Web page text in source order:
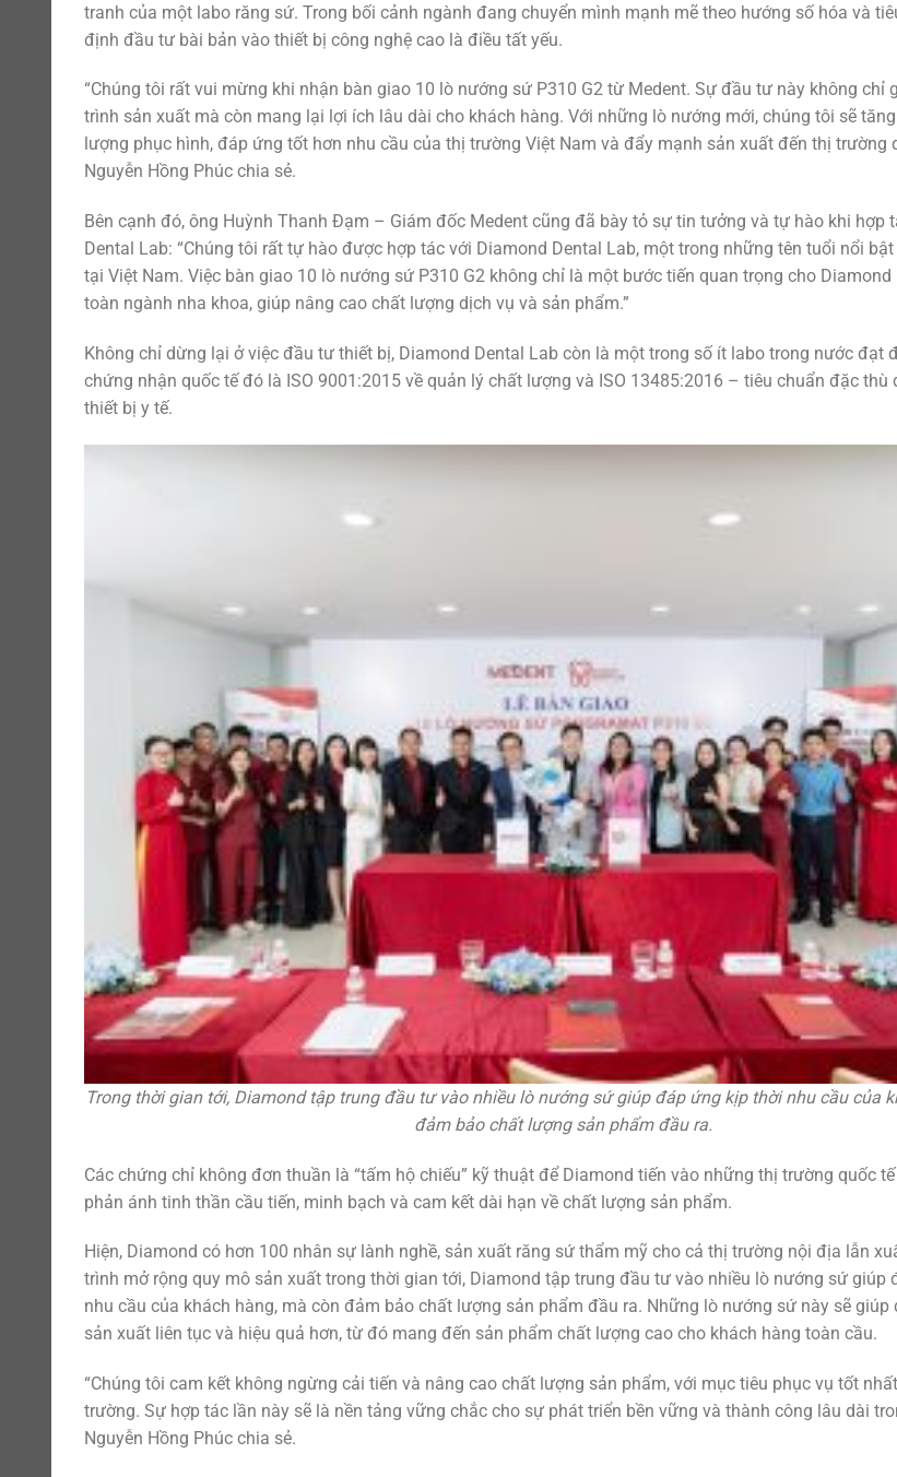
tranh của một labo răng sứ. Trong bối cảnh ngành đang chuyển mình mạnh mẽ theo hướng số hóa và
định đầu tư bài bản vào thiết bị công nghệ cao là điều tất yếu.
“Chúng tôi rất vui mừng khi nhận bàn giao 10 lò nướng sứ P310 G2 từ Medent. Sự đầu tư này không chỉ
trình sản xuất mà còn mang lại lợi ích lâu dài cho khách hàng. Với những lò nướng mới, chúng tôi sẽ
lượng phục hình, đáp ứng tốt hơn nhu cầu của thị trường Việt Nam và đẩy mạnh sản xuất đến thị trường
Nguyễn Hồng Phúc chia sẻ.
Bên cạnh đó, ông Huỳnh Thanh Đạm – Giám đốc Medent cũng đã bày tỏ sự tin tưởng và tự hào khi hợp
Dental Lab: “Chúng tôi rất tự hào được hợp tác với Diamond Dental Lab, một trong những tên tuổi nổi
tại Việt Nam. Việc bàn giao 10 lò nướng sứ P310 G2 không chỉ là một bước tiến quan trọng cho
toàn ngành nha khoa, giúp nâng cao chất lượng dịch vụ và sản phẩm.”
Không chỉ dừng lại ở việc đầu tư thiết bị, Diamond Dental Lab còn là một trong số ít labo trong nước đạt
chứng nhận quốc tế đó là ISO 9001:2015 về quản lý chất lượng và ISO 13485:2016 – tiêu chuẩn đặc thù
thiết bị y tế.
Trong thời gian tới, Diamond tập trung đầu tư vào nhiều lò nướng sứ giúp đáp ứng kịp thời nhu cầu của
đảm bảo chất lượng sản phẩm đầu ra.
Các chứng chỉ không đơn thuần là “tấm hộ chiếu” kỹ thuật để Diamond tiến vào những thị trường quốc
phản ánh tinh thần cầu tiến, minh bạch và cam kết dài hạn về chất lượng sản phẩm.
Hiện, Diamond có hơn 100 nhân sự lành nghề, sản xuất răng sứ thẩm mỹ cho cả thị trường nội địa lẫn
trình mở rộng quy mô sản xuất trong thời gian tới, Diamond tập trung đầu tư vào nhiều lò nướng sứ giúp
nhu cầu của khách hàng, mà còn đảm bảo chất lượng sản phẩm đầu ra. Những lò nướng sứ này sẽ giúp
sản xuất liên tục và hiệu quả hơn, từ đó mang đến sản phẩm chất lượng cao cho khách hàng toàn cầu.
“Chúng tôi cam kết không ngừng cải tiến và nâng cao chất lượng sản phẩm, với mục tiêu phục vụ tốt
trường. Sự hợp tác lần này sẽ là nền tảng vững chắc cho sự phát triển bền vững và thành công lâu dài
Nguyễn Hồng Phúc chia sẻ.